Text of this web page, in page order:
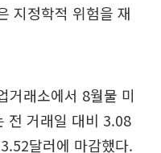
지정학적 위험을 재
거래소에서 8월물 미
전 거래일 대비 3.08
달러에 마감했다.